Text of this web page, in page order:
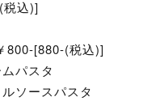
税込)]
800-[880-(税込)]
パスタ
ソースパスタ